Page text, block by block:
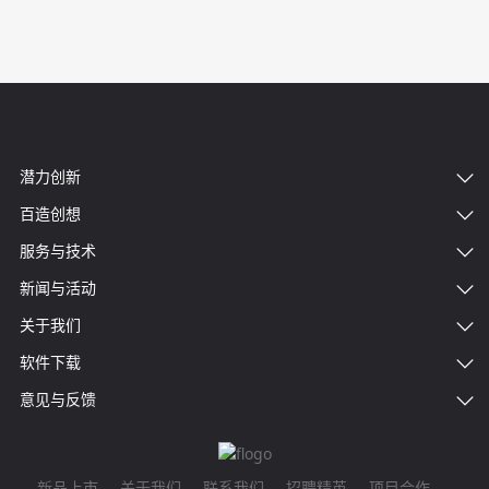
潜力创新
百造创想
服务与技术
新闻与活动
关于我们
软件下载
意见与反馈